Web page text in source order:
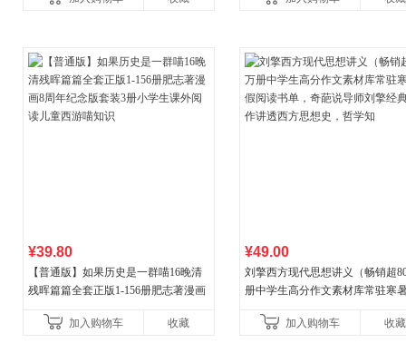
¥39.80
【普通版】如果历史是一群喵16晚清
残晖篇篇全套正版1-156册肥志著漫画
儿童西游喵知识
加入购物车 收藏
¥49.00
刘擎西方现代思想讲义（畅销超
册中学生高分作文素材库常驻寒
讲透西方思想史，哲学知
加入购物车 收藏